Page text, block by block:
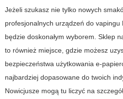
Jeżeli szukasz nie tylko nowych
profesjonalnych urządzeń do vapingu
będzie doskonałym wyborem. Sklep
to również miejsce, gdzie możesz
bezpieczeństwa użytkowania e-
najbardziej dopasowane do twoich
Nowicjusze mogą tu liczyć na